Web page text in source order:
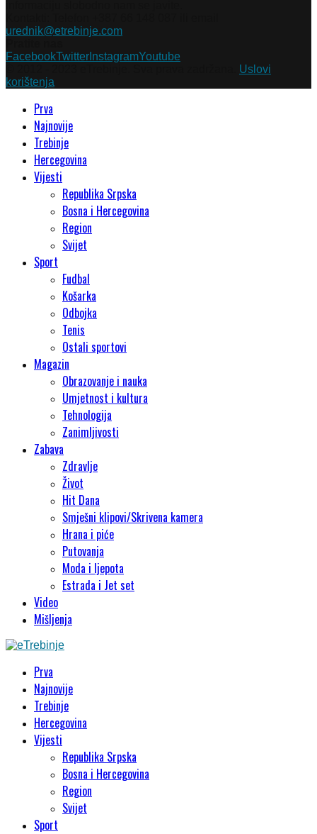
urednik@etrebinje.com
FacebookTwitter InstagramYoutube
Uslovi
korištenja
Prva
Najnovije
Trebinje
Hercegovina
Vijesti
Republika Srpska
Bosna i Hercegovina
Region
Svijet
Sport
Fudbal
Košarka
Odbojka
Tenis
Ostali sportovi
Magazin
Obrazovanje i nauka
Umjetnost i kultura
Tehnologija
Zanimljivosti
Zabava
Zdravlje
Život
Hit Dana
Smješni klipovi/Skrivena kamera
Hrana i piće
Putovanja
Moda i ljepota
Estrada i Jet set
Video
Mišljenja
Prva
Najnovije
Trebinje
Hercegovina
Vijesti
Republika Srpska
Bosna i Hercegovina
Region
Svijet
Sport